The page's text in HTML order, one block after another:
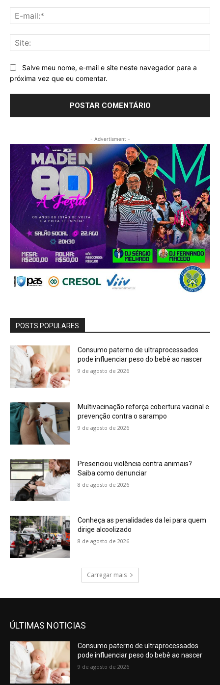
Salve meu nome, e-mail e site neste navegador para a
próxima vez que eu comentar.
- Advertisment -
POSTS POPULARES
Consumo paterno de ultraprocessados
pode influenciar peso do bebê ao nascer
9 de agosto de 2026
Multivacinação reforça cobertura vacinal e
prevenção contra o sarampo
9 de agosto de 2026
Presenciou violência contra animais?
Saiba como denunciar
8 de agosto de 2026
Conheça as penalidades da lei para quem
dirige alcoolizado
8 de agosto de 2026
Carregar mais
ÚLTIMAS NOTICIAS
Consumo paterno de ultraprocessados
pode influenciar peso do bebê ao nascer
9 de agosto de 2026